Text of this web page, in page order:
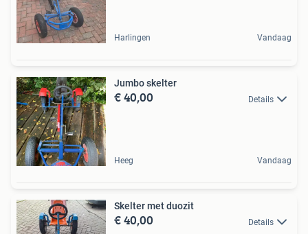
Harlingen Vandaag
Jumbo skelter
€ 40,00 Details
Heeg Vandaag
Skelter met duozit
€ 40,00 Details